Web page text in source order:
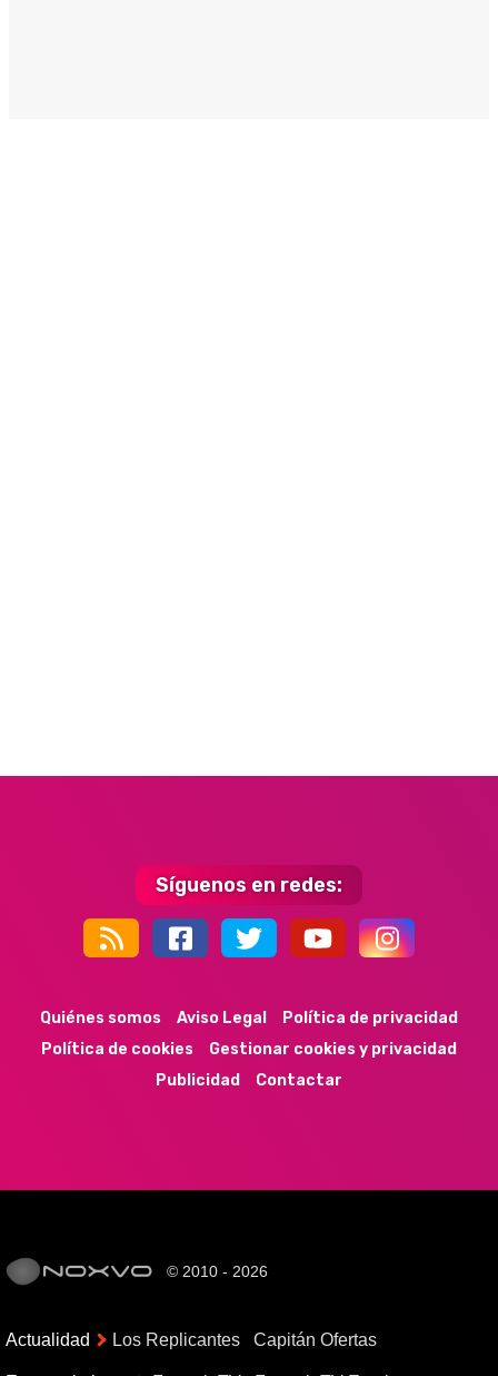
Síguenos en redes:
Quiénes somos Aviso Legal
Política de privacidad
Política de cookies
Gestionar cookies y privacidad
Publicidad
Contactar
© 2010 - 2026
Actualidad Los Replicantes Capitán Ofertas